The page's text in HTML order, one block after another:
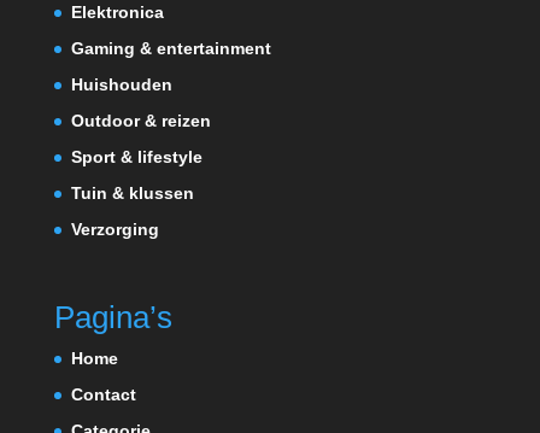
Elektronica
Gaming & entertainment
Huishouden
Outdoor & reizen
Sport & lifestyle
Tuin & klussen
Verzorging
Pagina’s
Home
Contact